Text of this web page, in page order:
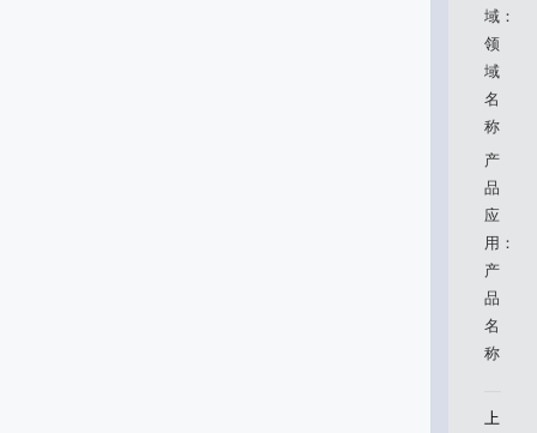
域：
领
域
名
称
产
品
应
用：
产
品
名
称
上